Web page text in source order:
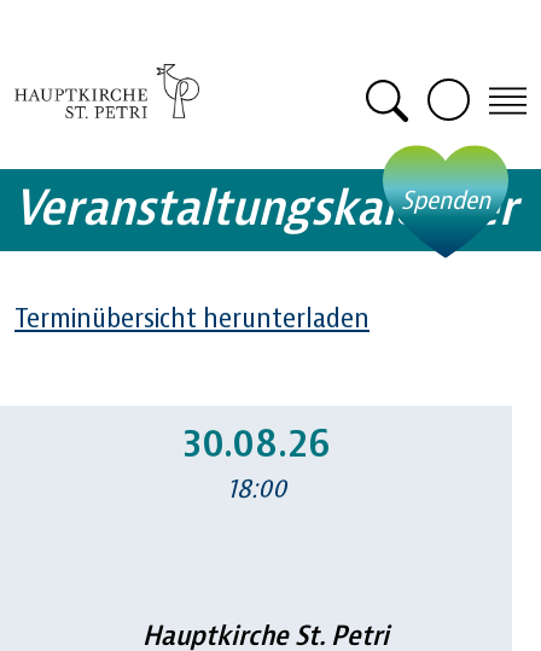
Suche
Spenden-
Veranstaltungskalender
Terminübersicht herunterladen
30.08.26
18:00
Hauptkirche St. Petri